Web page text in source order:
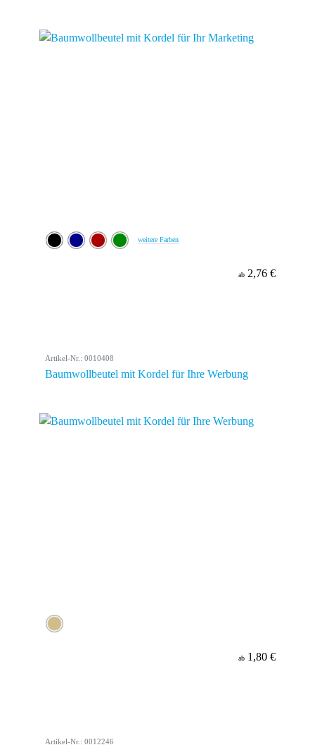
weitere Farben
ab 2,76 €
Artikel-Nr.: 0010408
Baumwollbeutel mit Kordel für Ihre Werbung
ab 1,80 €
Artikel-Nr.: 0012246